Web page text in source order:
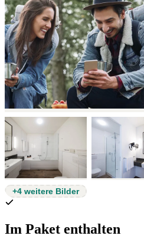
+4 weitere Bilder
Im Paket enthalten